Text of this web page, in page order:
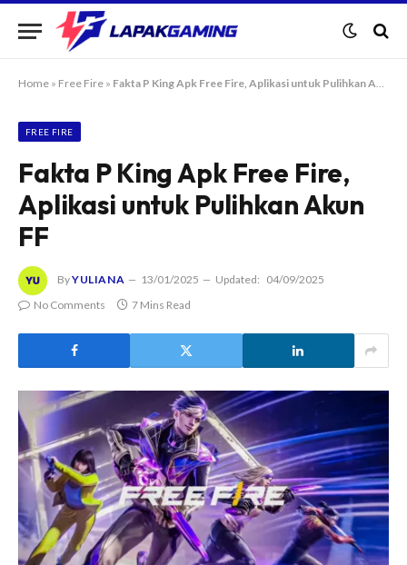
Home » Free Fire » Fakta P King Apk Free Fire, Aplikasi untuk Pulihkan Akun FF
FREE FIRE
Fakta P King Apk Free Fire,
Aplikasi untuk Pulihkan Akun
FF
ByYULIANA 13/01/2025 Updated: 04/09/2025
No Comments
7 Mins Read